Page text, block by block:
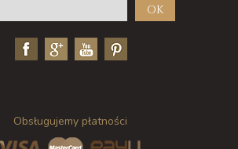
OK
Obsługujemy płatności